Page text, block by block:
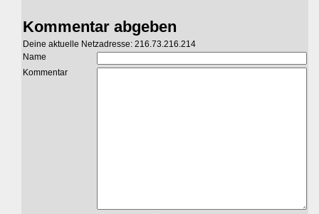
Kommentar abgeben
Deine aktuelle Netzadresse: 216.73.216.214
Name
Kommentar